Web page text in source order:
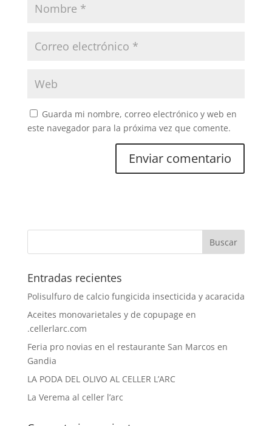
Guarda mi nombre, correo electrónico y web en
este navegador para la próxima vez que comente.
Entradas recientes
Polisulfuro de calcio fungicida insecticida y acaracida
Aceites monovarietales y de copupage en
.cellerlarc.com
Feria pro novias en el restaurante San Marcos en
Gandia
LA PODA DEL OLIVO AL CELLER L’ARC
La Verema al celler l’arc